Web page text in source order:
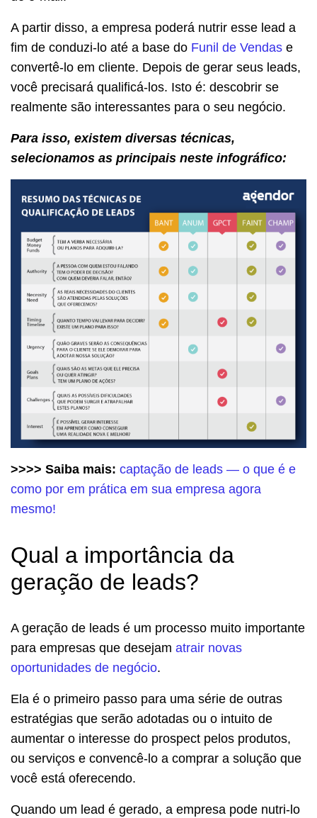
A partir disso, a empresa poderá nutrir esse lead a
fim de conduzi-lo até a base do Funil de Vendas e
convertê-lo em cliente. Depois de gerar seus leads,
você precisará qualificá-los. Isto é: descobrir se
realmente são interessantes para o seu negócio.
Para isso, existem diversas técnicas,
selecionamos as principais neste infográfico:
>>>> Saiba mais: captação de leads — o que é e
como por em prática em sua empresa agora
mesmo!
Qual a importância da
geração de leads?
A geração de leads é um processo muito importante
para empresas que desejam atrair novas
oportunidades de negócio.
Ela é o primeiro passo para uma série de outras
estratégias que serão adotadas ou o intuito de
aumentar o interesse do prospect pelos produtos,
ou serviços e convencê-lo a comprar a solução que
você está oferecendo.
Quando um lead é gerado, a empresa pode nutri-lo